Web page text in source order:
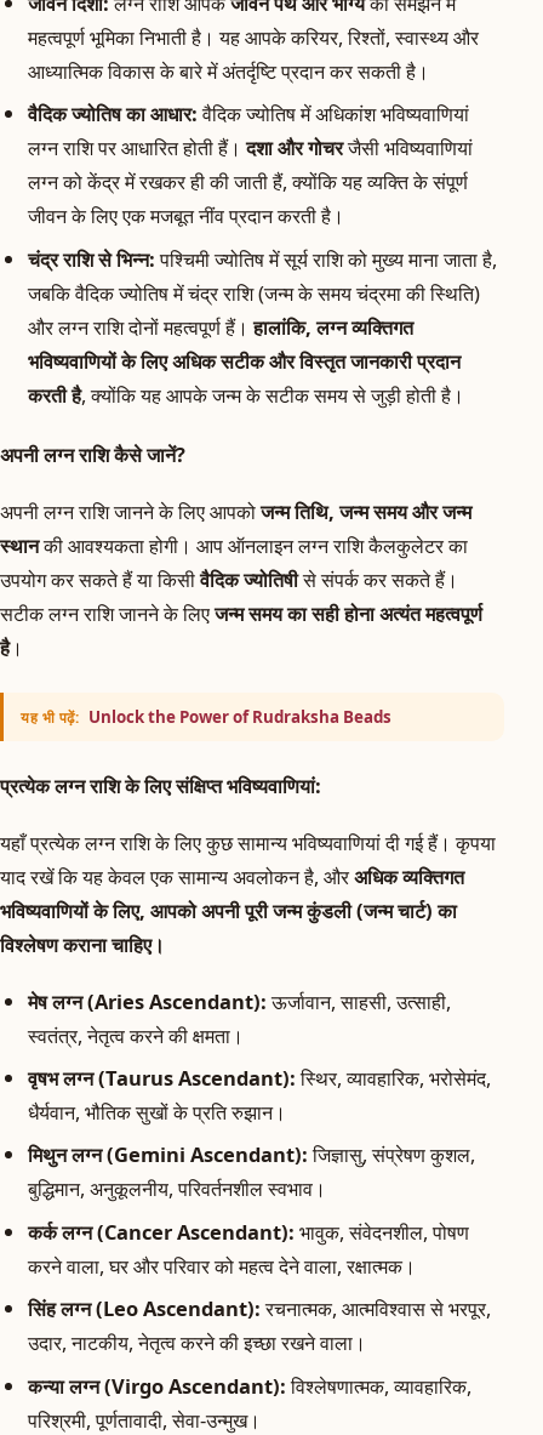
महत्वपूर्ण भूमिका निभाती है। यह आपके करियर, रिश्तों, स्वास्थ्य और
आध्यात्मिक विकास के बारे में अंतर्दृष्टि प्रदान कर सकती है।
वैदिक ज्योतिष का आधार:वैदिक ज्योतिष में अधिकांश भविष्यवाणियां
लग्न राशि पर आधारित होती हैं।दशा और गोचरजैसी भविष्यवाणियां
लग्न को केंद्र में रखकर ही की जाती हैं, क्योंकि यह व्यक्ति के संपूर्ण
जीवन के लिए एक मजबूत नींव प्रदान करती है।
चंद्र राशि से भिन्न:पश्चिमी ज्योतिष में सूर्य राशि को मुख्य माना जाता है,
जबकि वैदिक ज्योतिष में चंद्र राशि (जन्म के समय चंद्रमा की स्थिति)
और लग्न राशि दोनों महत्वपूर्ण हैं।हालांकि, लग्न व्यक्तिगत
भविष्यवाणियों के लिए अधिक सटीक और विस्तृत जानकारी प्रदान
करती है, क्योंकि यह आपके जन्म के सटीक समय से जुड़ी होती है।
अपनी लग्न राशि कैसे जानें?
अपनी लग्न राशि जानने के लिए आपकोजन्म तिथि, जन्म समय और जन्म
स्थानकी आवश्यकता होगी। आप ऑनलाइन लग्न राशि कैलकुलेटर का
उपयोग कर सकते हैं या किसीवैदिक ज्योतिषीसे संपर्क कर सकते हैं।
सटीक लग्न राशि जानने के लिएजन्म समय का सही होना अत्यंत महत्वपूर्ण
है।
यह भी पढ़ें: Unlock the Power of Rudraksha Beads
प्रत्येक लग्न राशि के लिए संक्षिप्त भविष्यवाणियां:
यहाँ प्रत्येक लग्न राशि के लिए कुछ सामान्य भविष्यवाणियां दी गई हैं। कृपया
याद रखें कि यह केवल एक सामान्य अवलोकन है, औरअधिक व्यक्तिगत
भविष्यवाणियों के लिए, आपको अपनी पूरी जन्म कुंडली (जन्म चार्ट) का
विश्लेषण कराना चाहिए।
मेष लग्न (Aries Ascendant):ऊर्जावान, साहसी, उत्साही,
स्वतंत्र, नेतृत्व करने की क्षमता।
वृषभ लग्न (Taurus Ascendant):स्थिर, व्यावहारिक, भरोसेमंद,
धैर्यवान, भौतिक सुखों के प्रति रुझान।
मिथुन लग्न (Gemini Ascendant):जिज्ञासु, संप्रेषण कुशल,
बुद्धिमान, अनुकूलनीय, परिवर्तनशील स्वभाव।
कर्क लग्न (Cancer Ascendant): भावुक, संवेदनशील, पोषण
करने वाला, घर और परिवार को महत्व देने वाला, रक्षात्मक।
सिंह लग्न (Leo Ascendant):रचनात्मक, आत्मविश्वास से भरपूर,
उदार, नाटकीय, नेतृत्व करने की इच्छा रखने वाला।
कन्या लग्न (Virgo Ascendant):विश्लेषणात्मक, व्यावहारिक,
परिश्रमी, पूर्णतावादी, सेवा-उन्मुख।